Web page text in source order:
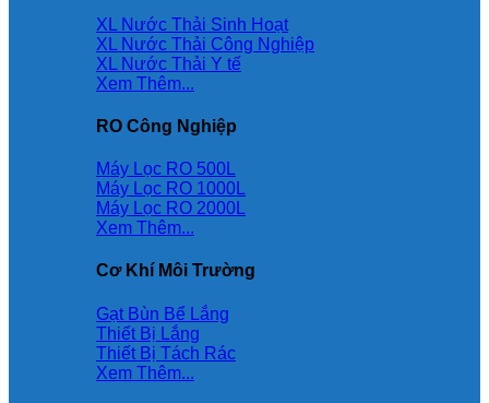
XL Nước Thải Sinh Hoạt
XL Nước Thải Công Nghiệp
XL Nước Thải Y tế
Xem Thêm...
RO Công Nghiệp
Máy Lọc RO 500L
Máy Lọc RO 1000L
Máy Lọc RO 2000L
Xem Thêm...
Cơ Khí Môi Trường
Gạt Bùn Bể Lắng
Thiết Bị Lắng
Thiết Bị Tách Rác
Xem Thêm...